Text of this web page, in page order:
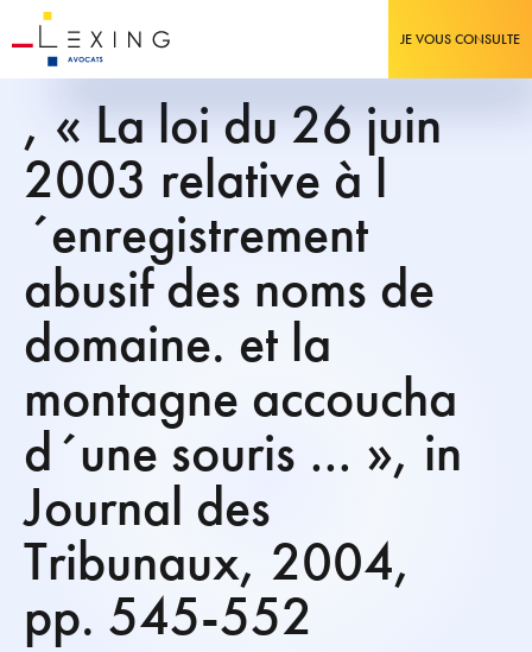
JE VOUS CONSULTE
, « La loi du 26 juin
2003 relative à l
´enregistrement
abusif des noms de
domaine. et la
montagne accoucha
d´une souris … », in
Journal des
Tribunaux, 2004,
pp. 545-552